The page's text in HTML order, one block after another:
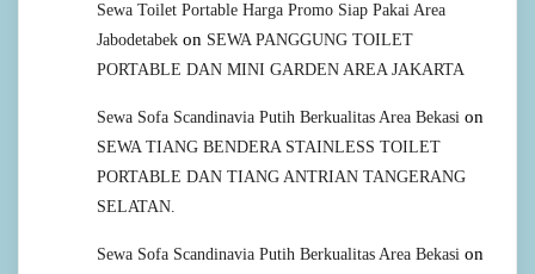
Sewa Toilet Portable Harga Promo Siap Pakai Area
Jabodetabek on SEWA PANGGUNG TOILET
PORTABLE DAN MINI GARDEN AREA JAKARTA
Sewa Sofa Scandinavia Putih Berkualitas Area Bekasi on
SEWA TIANG BENDERA STAINLESS TOILET
PORTABLE DAN TIANG ANTRIAN TANGERANG
SELATAN.
Sewa Sofa Scandinavia Putih Berkualitas Area Bekasi on